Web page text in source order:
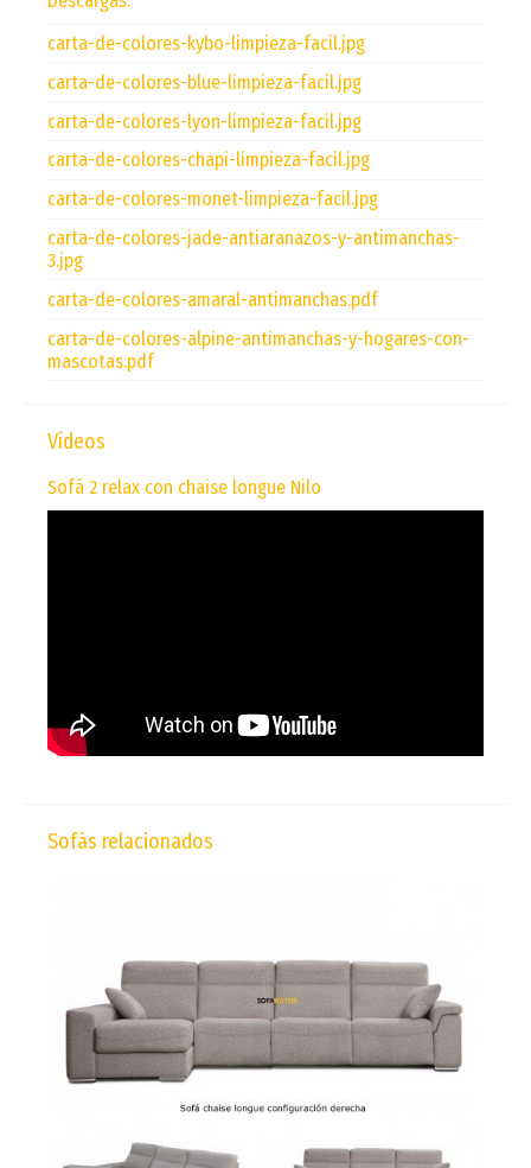
carta-de-colores-kybo-limpieza-facil.jpg
carta-de-colores-blue-limpieza-facil.jpg
carta-de-colores-lyon-limpieza-facil.jpg
carta-de-colores-chapi-limpieza-facil.jpg
carta-de-colores-monet-limpieza-facil.jpg
carta-de-colores-jade-antiaranazos-y-antimanchas-
3.jpg
carta-de-colores-amaral-antimanchas.pdf
carta-de-colores-alpine-antimanchas-y-hogares-con-
mascotas.pdf
Vídeos
Sofá 2 relax con chaise longue Nilo
Sofás relacionados